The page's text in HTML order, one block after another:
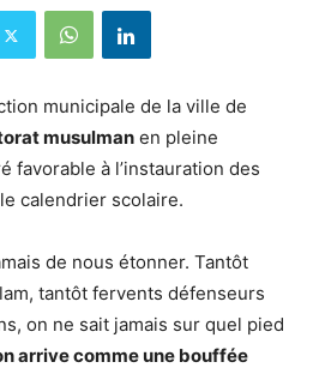
municipale de la ville de
musulman en pleine
favorable à l’instauration des
calendrier scolaire.
de nous étonner. Tantôt
tantôt fervents défenseurs
on ne sait jamais sur quel pied
arrive comme une bouffée